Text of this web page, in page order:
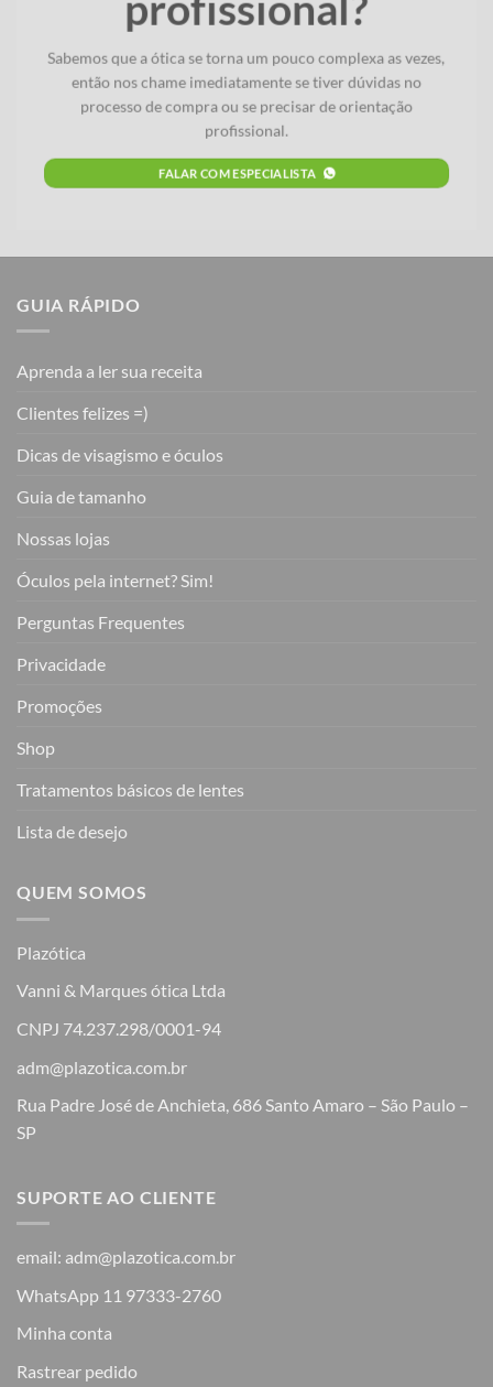
Sabemos que a ótica se torna um pouco complexa as vezes,
então nos chame imediatamente se tiver dúvidas no
processo de compra ou se precisar de orientação
profissional.
FALAR COM ESPECIALISTA
GUIA RÁPIDO
Aprenda a ler sua receita
Clientes felizes =)
Dicas de visagismo e óculos
Guia de tamanho
Nossas lojas
Óculos pela internet? Sim!
Perguntas Frequentes
Privacidade
Promoções
Shop
Tratamentos básicos de lentes
Lista de desejo
QUEM SOMOS
Plazótica
Vanni & Marques ótica Ltda
CNPJ 74.237.298/0001-94
adm@plazotica.com.br
Rua Padre José de Anchieta, 686 Santo Amaro – São Paulo –
SP
SUPORTE AO CLIENTE
email: adm@plazotica.com.br
WhatsApp 11 97333-2760
Minha conta
Rastrear pedido